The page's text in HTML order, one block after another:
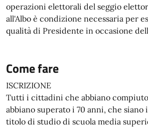
operazioni elettorali del seggio
all'Albo è condizione necessaria per
qualità di Presidente in occasione
Come fare
ISCRIZIONE
Tutti i cittadini che abbiano
abbiano superato i 70 anni, che siano
titolo di studio di scuola media